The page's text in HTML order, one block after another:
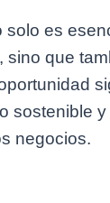
es
sino que
sostenible y
negocios.